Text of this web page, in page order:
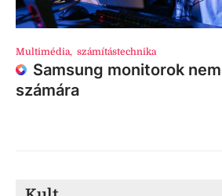
Multimédia, számítástechnika
Samsung monitorok
számára